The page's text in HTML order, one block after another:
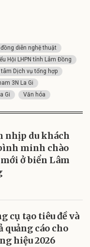
diễn nghệ thuật
Hội LHPN tỉnh Lâm Đồng
Dịch vụ tổng hợp
3N La Gi
Gi Văn hóa
nhịp du khách
minh chào
ở biển Lâm
cụ tạo tiêu đề và
quảng cáo cho
hiệu 2026